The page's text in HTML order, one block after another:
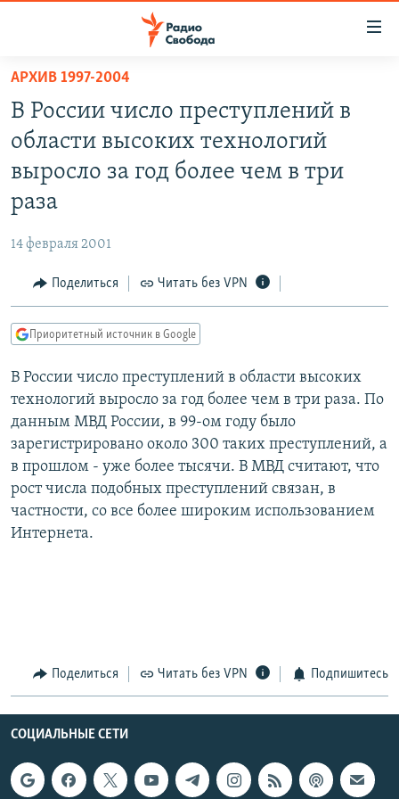
упрощенного
доступа
Вернуться
основному
содержанию
Вернутся
навигации
Вернутся
ПОДКАСТЫ
КУЛЬТУРА
IDEL.РЕАЛИИ
КАВКАЗ.РЕАЛИИ
СИБИРЬ.РЕАЛИИ
РАСПИСАНИЕ ВЕЩАНИЯ
ПОДПИШИТЕСЬ НА РАССЫЛКУ
СОЦИАЛЬНЫЕ СЕТИ
АРХИВ 1997-2004
В России число преступлений в
области высоких технологий
выросло за год более чем в три
раза
14 февраля 2001
Поделиться Читать без VPN
Приоритетный источник в Google
В России число преступлений в области высоких
технологий выросло за год более чем в три раза. По
данным МВД России, в 99-ом году было
зарегистрировано около 300 таких преступлений, а
в прошлом - уже более тысячи. В МВД считают, что
рост числа подобных преступлений связан, в
частности, со все более широким использованием
Интернета.
Поделиться Читать без VPN Подпишитесь
СОЦИАЛЬНЫЕ СЕТИ